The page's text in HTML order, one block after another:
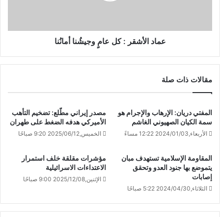
عماد الأشقر : كل عامٍ وجيشُنا أمانُنا
مقالات ذات صلة
المفتي دريان: الإرهاب والإجرام هو
سمة الكيان الصهيوني الغاشم
الأربعاء,2024/01/03 12:22 مساءً
مصدر إيراني مطّلع: تضخيم التأهب
الأميركي هدفه الضغط على طهران
الخميس,2025/06/12 9:20 صباحًا
المقاومة الإسلامية تستهدف مبان
يتموضع بها ‏جنود العدو وتحقق
إصابات
الثلاثاء,2024/04/30 5:22 صباحًا
مؤشرات مقلقة خلف استمرار
الاعتداءات الاسرائيلية
الإثنين,2025/12/08 9:00 صباحًا